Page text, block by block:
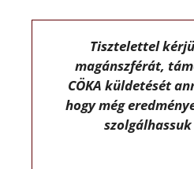
Tisztelettel
magánszférát,
CÖKA küldetését
hogy még